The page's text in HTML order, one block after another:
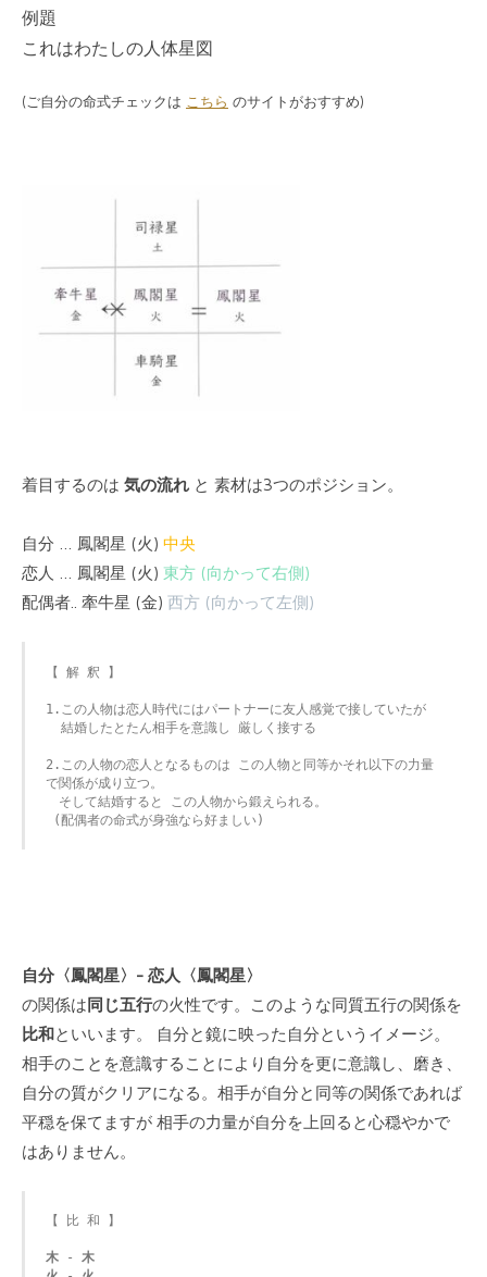
例題
これはわたしの人体星図
(ご自分の命式チェックは こちら のサイトがおすすめ)
着目するのは 気の流れ と 素材は3つのポジション。
自分 … 鳳閣星 (火) 中央
恋人 … 鳳閣星 (火) 東方 (向かって右側)
配偶者.. 牽牛星 (金) 西方 (向かって左側)
【 解 釈 】
1.この人物は恋人時代にはパートナーに友人感覚で接していたが
2.この人物の恋人となるものは この人物と同等かそれ以下の力量
で関係が成り立つ。
そして結婚すると この人物から鍛えられる。
(配偶者の命式が身強なら好ましい)
自分〈鳳閣星〉- 恋人〈鳳閣星〉
の関係は同じ五行の火性です。このような同質五行の関係を
比和といいます。 自分と鏡に映った自分というイメージ。
相手のことを意識することにより自分を更に意識し、磨き、
自分の質がクリアになる。相手が自分と同等の関係であれば
平穏を保てますが 相手の力量が自分を上回ると心穏やかで
はありません。
【 比 和 】
木 - 木